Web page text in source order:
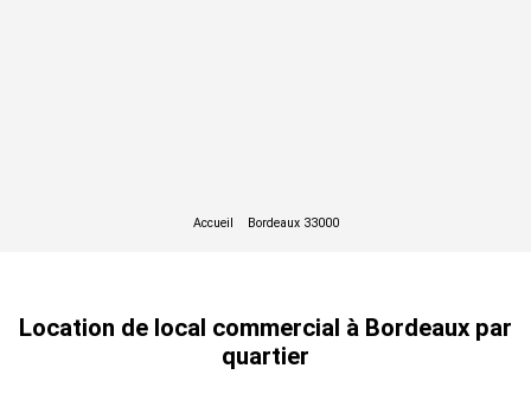
Location de local commercial à Bordeaux par
quartier